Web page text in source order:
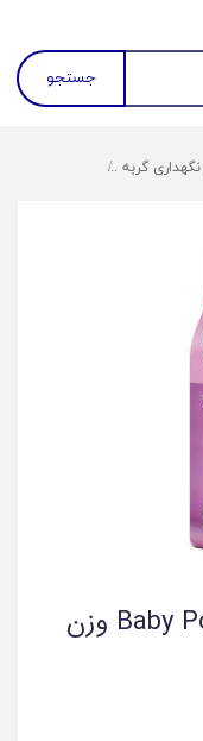
جستجو
نگهداری گربه
خاک گربه ون کت مدل Baby Powder وزن